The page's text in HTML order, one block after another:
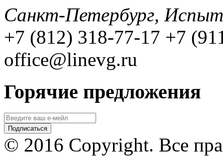
Санкт-Петербург,
+7 (812) 318-77-17 +7
office@linevg.ru
Горячие предложения
© 2016 Copyright. Все